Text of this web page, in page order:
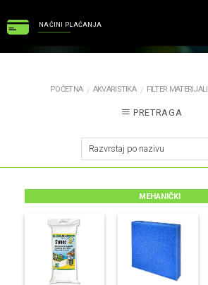
NAČINI PLAĆANJA
POČETNA / AKVARISTIKA / FILTER MATERIJALI
PRETRAGA
MEHANIČKI